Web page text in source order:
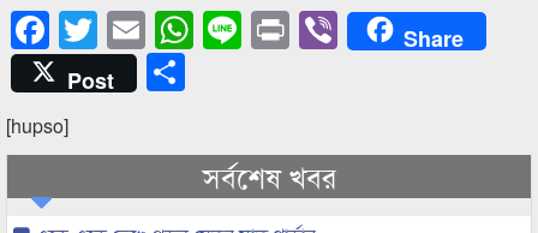
Facebook
Twitter
EmailWhatsApp
LinePrintViberShare
Post
[hupso]
সর্বশেষ খবর